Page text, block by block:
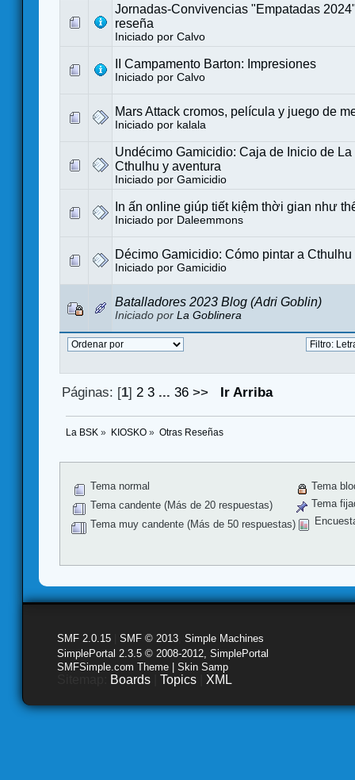
Jornadas-Convivencias "Empatadas
reseña
Iniciado por Calvo
II Campamento Barton: Impresiones
Iniciado por Calvo
Mars Attack cromos, película y juego de
Iniciado por kalala
Undécimo Gamicidio: Caja de Inicio de
Cthulhu y aventura
Iniciado por Gamicidio
In ấn online giúp tiết kiệm thời gian như
Iniciado por Daleemmons
Décimo Gamicidio: Cómo pintar a Cthulhu
Iniciado por Gamicidio
Batalladores 2023 Blog (Adri Goblin)
Iniciado por La Goblinera
Páginas: [1] 2 3 ...36 >> Ir Arriba
La BSK » KIOSKO» Otras Reseñas
Tema normal
Tema candente (Más de 20 respuestas)
Tema muy candente (Más de 50 respuestas)
Tema
Tema
SMF 2.0.15 SMF © 2013 Simple Machines
SimplePortal 2.3.5 © 2008-2012, SimplePortal
SMFSimple.com Theme | Skin Samp
Boards Topics XML